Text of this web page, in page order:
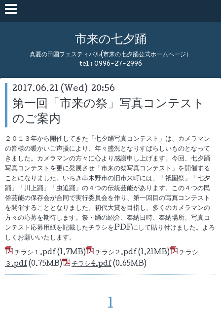
市来の七夕踊
真夏の田園フェスティバル(市来の七夕踊公式ホームページ）
tel : 0996-27-2996
2017.06.21 (Wed) 20:56
第一回「市来の祭」写真コンテスト
のご案内
２０１３年から開催してきた「七夕踊写真コンテスト」は、カメラマン
の皆様の暖かいご声援により、年々盛況となりすばらしいものとなって
きました。カメラマンの方々に心より感謝申し上げます。今回、七夕踊
写真コンテストを更に発展させ「市来の祭写真コンテスト」を開催する
ことになりました。いちき串木野市の旧市来町には、「祇園祭」「七夕
踊」「川上踊」「虫追踊」の４つの伝統芸能があります。この４つの民
俗芸能の保存会が合同で実行委員会を作り、第一回目の写真コンテスト
を開催することとなりました。初代大賞を目指し、多くのカメラマンの
方々の応募を期待します。祭・踊の紹介、奉納日時、奉納場所、写真コ
ンテスト応募用紙を記載したチラシをPDFにして貼り付けました。よろ
しくお願いいたします。
チラシ１.pdf (1.7MB) チラシ２.pdf (1.21MB)
チラシ
３.pdf (0.75MB) チラシ4.pdf (0.65MB)
1